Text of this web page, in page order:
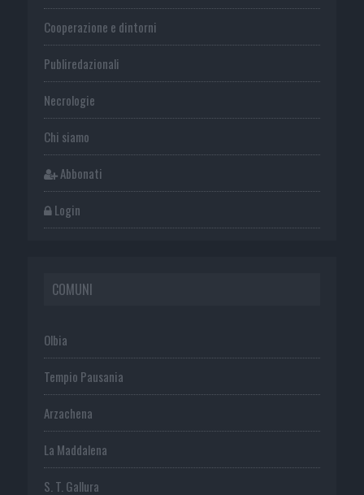
Cooperazione e dintorni
Publiredazionali
Necrologie
Chi siamo
Abbonati
Login
COMUNI
Olbia
Tempio Pausania
Arzachena
La Maddalena
S. T. Gallura